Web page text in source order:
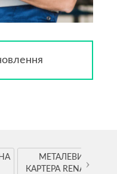
МЕТАЛЕВИЙ
КАРТЕРА RENAULT
›